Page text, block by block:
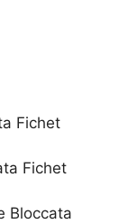
Fichet
Fichet
Bloccata